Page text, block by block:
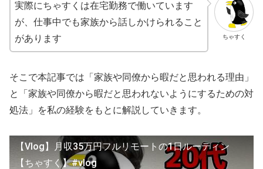
ちゃすく
実際にちゃすくは在宅勤務で働いています
が、仕事中でも家族から話しかけられること
があります
そこで本記事では「家族や同僚から暇だと思われる理由」
と「家族や同僚から暇だと思われないようにするための対
処法」を私の経験をもとに解説していきます。
【Vlog】月収35万円フルリモートの1日ルーティン
【ちゃすく】#vlog